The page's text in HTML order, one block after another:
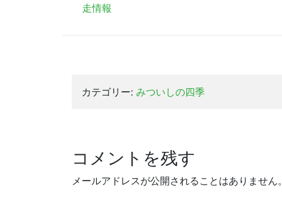
走情報
カテゴリー: みついしの四季
コメントを残す
メールアドレスが公開されることはありません。